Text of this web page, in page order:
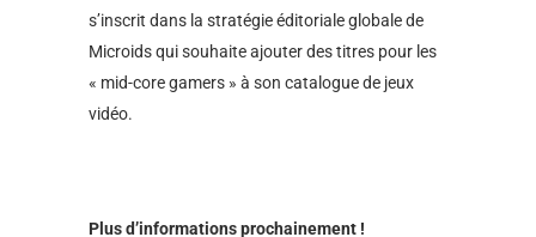
s’inscrit dans la stratégie éditoriale globale de
Microids qui souhaite ajouter des titres pour les
« mid-core gamers » à son catalogue de jeux
vidéo.
Plus d’informations prochainement !